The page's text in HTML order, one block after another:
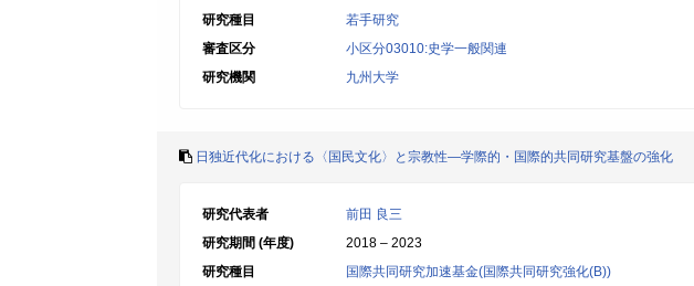
研究種目
若手研究
審査区分
小区分03010:史学一般関連
研究機関
九州大学
日独近代化における〈国民文化〉と宗教性―学際的・国際的共同研究基盤の強化
研究代表者
前田 良三
研究期間 (年度)
2018 – 2023
研究種目
国際共同研究加速基金(国際共同研究強化(B))